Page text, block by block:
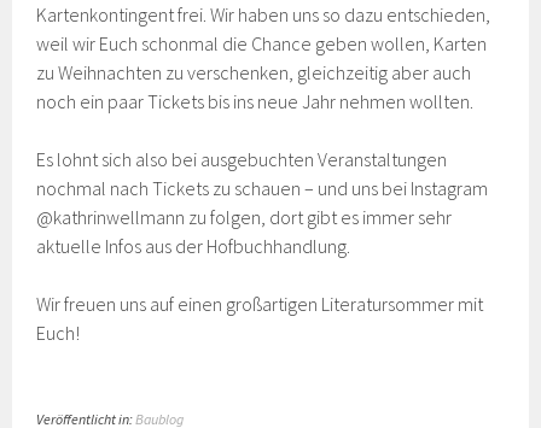
Kartenkontingent frei. Wir haben uns so dazu entschieden,
weil wir Euch schonmal die Chance geben wollen, Karten
zu Weihnachten zu verschenken, gleichzeitig aber auch
noch ein paar Tickets bis ins neue Jahr nehmen wollten.
Es lohnt sich also bei ausgebuchten Veranstaltungen
nochmal nach Tickets zu schauen – und uns bei Instagram
@kathrinwellmann zu folgen, dort gibt es immer sehr
aktuelle Infos aus der Hofbuchhandlung.
Wir freuen uns auf einen großartigen Literatursommer mit
Euch!
Veröffentlicht in:Baublog